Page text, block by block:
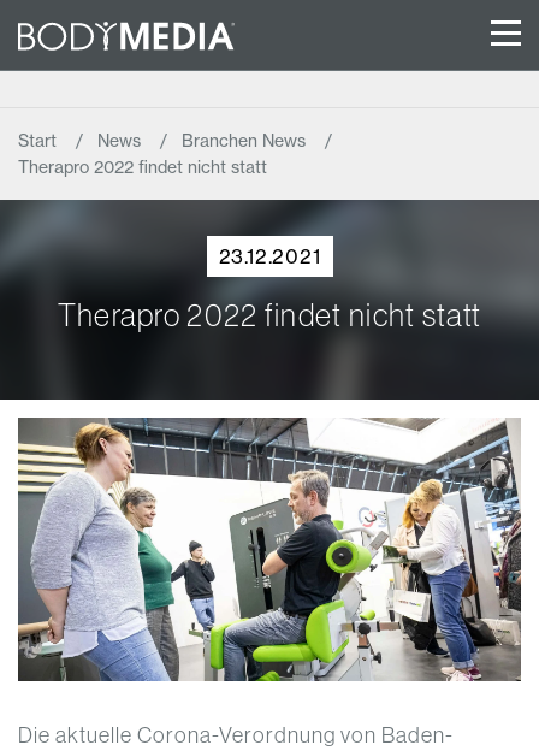
Start News
Branchen News
Therapro 2022 findet nicht statt
23.12.2021
Therapro 2022 findet nicht statt
Die aktuelle Corona-Verordnung von Baden-